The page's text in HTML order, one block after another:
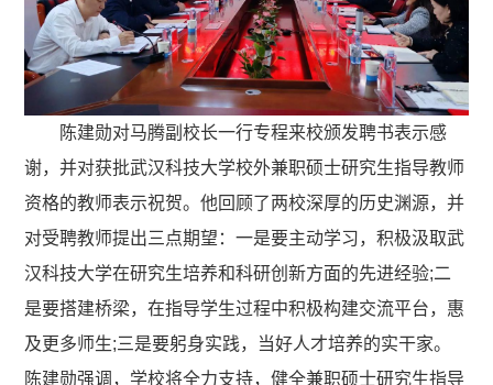
陈建勋对马腾副校长一行专程来校颁发聘书表示感
谢，并对获批武汉科技大学校外兼职硕士研究生指导教师
资格的教师表示祝贺。他回顾了两校深厚的历史渊源，并
对受聘教师提出三点期望：一是要主动学习，积极汲取武
汉科技大学在研究生培养和科研创新方面的先进经验;二
是要搭建桥梁，在指导学生过程中积极构建交流平台，惠
及更多师生;三是要躬身实践，当好人才培养的实干家。
陈建勋强调，学校将全力支持，健全兼职硕士研究生指导